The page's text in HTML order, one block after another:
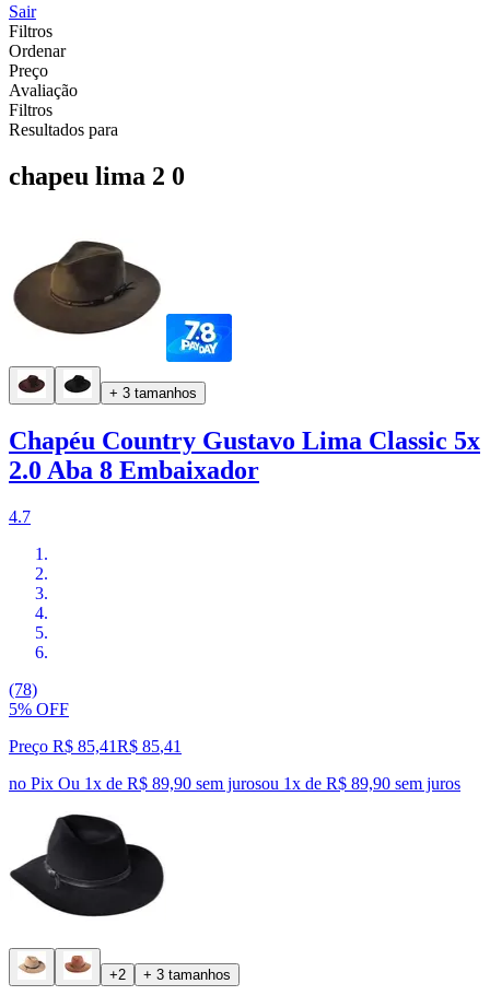
Sair
Filtros
Ordenar
Preço
Avaliação
Filtros
Resultados para
chapeu lima 2 0
+ 3 tamanhos
Chapéu Country Gustavo Lima Classic 5x
2.0 Aba 8 Embaixador
4.7
(78)
5% OFF
Preço R$ 85,41R$ 85,41
no Pix Ou 1x de R$ 89,90 sem jurosou 1x de R$ 89,90 sem juros
+2 + 3 tamanhos